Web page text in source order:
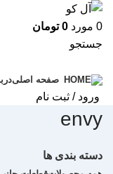
0 مورد 0 تومان
جستجو
صفحه اصلی
ورود / ثبت نام
envy
دسته بندی ها